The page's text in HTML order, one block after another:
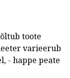
toote
varieerub
- happe peate